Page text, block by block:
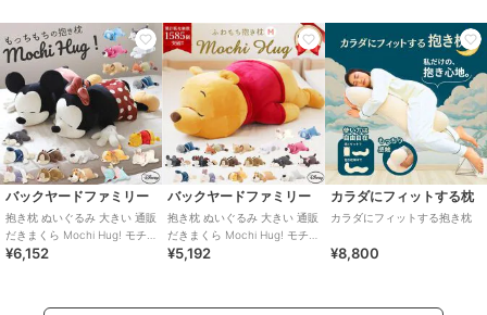
バックヤードファミリー
抱き枕 ぬいぐるみ 大きい 通販
だきまくら Mochi Hug! モチ
ハグ Disney ディズニ
¥6,152
バックヤードファミリー
抱き枕 ぬいぐるみ 大きい 通販
だきまくら Mochi Hug! モチ
ハグ Disney ディズニ
¥5,192
カラダにフィットする枕
カラダにフィットする抱き枕
¥8,800